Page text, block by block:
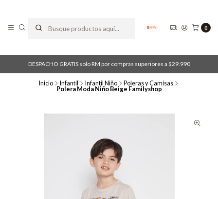
0
DESPACHO GRATIS solo RM por compras superiores a $29.990
Inicio Infantil Infantil Niño Poleras y Camisas
Polera Moda Niño Beige Familyshop